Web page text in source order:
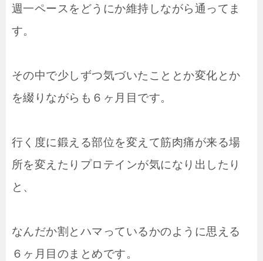
週一ペースをどうにか維持しながら通ってま
す。
その中で少しずつ気づいたこととか変化とか
を綴りながらも６ヶ月目です。
行く度に鍛える部位を変えて筋肉痛が来る場
所を変えたりプロテインが気になり出したり
と、
なんだか割とハマっているかのように思える
６ヶ月目のまとめです。